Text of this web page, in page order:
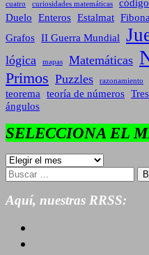
cuatro curiosidades matemáticas código
Duelo Enteros Estalmat
Grafos II Guerra Mundial
lógica mapas Matemáticas
Primos Puzzles razonamiento
teorema teoría de números
ángulos
SELECCIONA EL
SELECCIONA
EL
MES
Buscar:
Aquí, nuestras RRSS: